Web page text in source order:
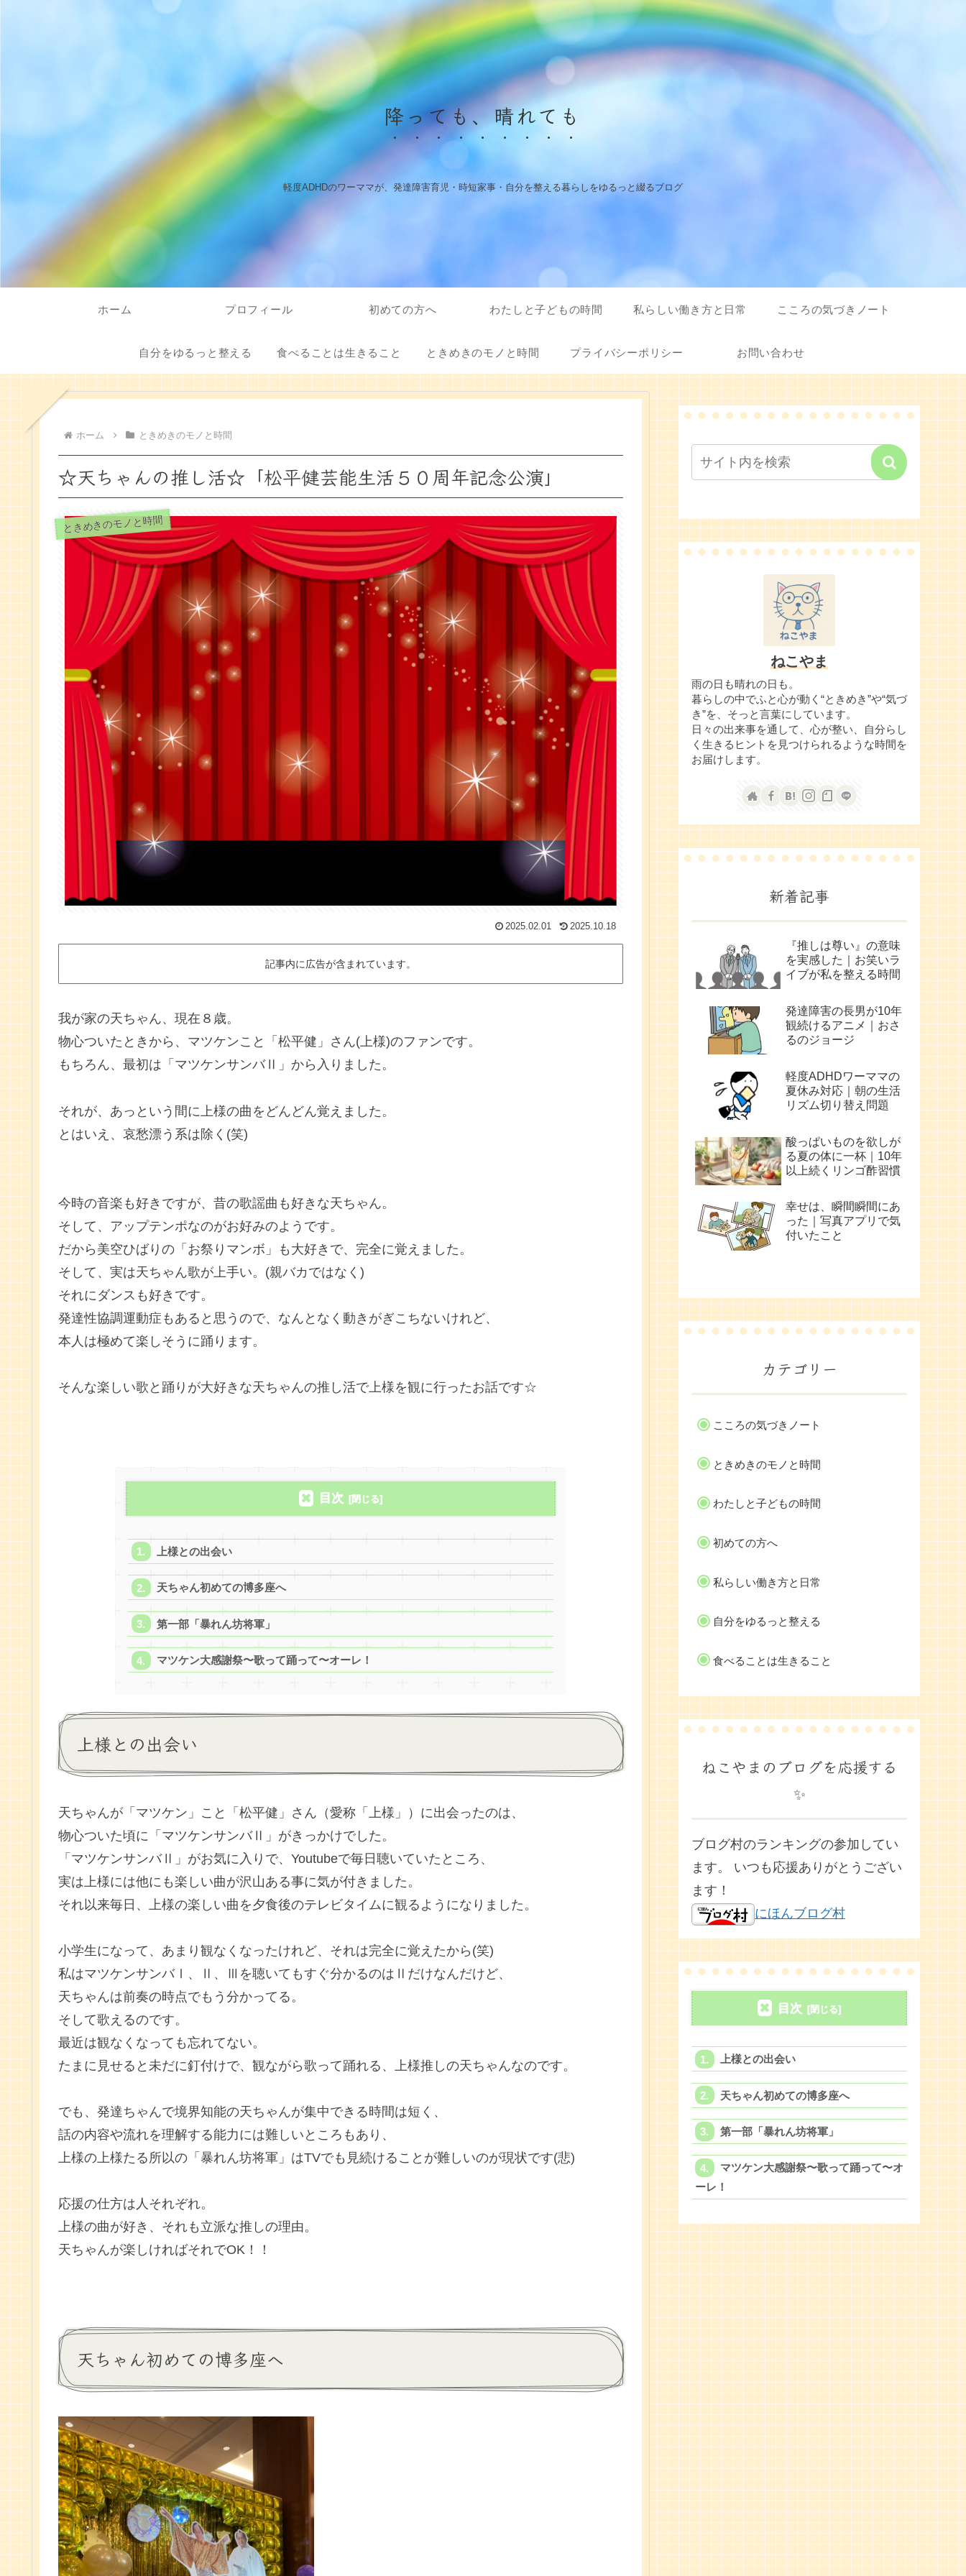
降っても、晴れても
軽度ADHDのワーママが、発達障害育児・時短家事・自分を整える暮らしをゆるっと綴るブログ
ホーム プロフィール 初めての方へ わたしと子どもの時間 私らしい働き方と日常 こころの気づきノート
自分をゆるっと整える 食べることは生きること ときめきのモノと時間 プライバシーポリシー お問い合わせ
ホーム ときめきのモノと時間
☆天ちゃんの推し活☆「松平健芸能生活５０周年記念公演」
ときめきのモノと時間
2025.02.01 2025.10.18
記事内に広告が含まれています。
我が家の天ちゃん、現在８歳。
物心ついたときから、マツケンこと「松平健」さん(上様)のファンです。
もちろん、最初は「マツケンサンバⅡ」から入りました。
それが、あっという間に上様の曲をどんどん覚えました。
とはいえ、哀愁漂う系は除く(笑)
今時の音楽も好きですが、昔の歌謡曲も好きな天ちゃん。
そして、アップテンポなのがお好みのようです。
だから美空ひばりの「お祭りマンボ」も大好きで、完全に覚えました。
そして、実は天ちゃん歌が上手い。(親バカではなく)
それにダンスも好きです。
発達性協調運動症もあると思うので、なんとなく動きがぎこちないけれど、
本人は極めて楽しそうに踊ります。
そんな楽しい歌と踊りが大好きな天ちゃんの推し活で上様を観に行ったお話です☆
目次
上様との出会い
天ちゃん初めての博多座へ
第一部「暴れん坊将軍」
マツケン大感謝祭〜歌って踊って〜オーレ！
上様との出会い
天ちゃんが「マツケン」こと「松平健」さん（愛称「上様」）に出会ったのは、
物心ついた頃に「マツケンサンバⅡ」がきっかけでした。
「マツケンサンバⅡ」がお気に入りで、Youtubeで毎日聴いていたところ、
実は上様には他にも楽しい曲が沢山ある事に気が付きました。
それ以来毎日、上様の楽しい曲を夕食後のテレビタイムに観るようになりました。
小学生になって、あまり観なくなったけれど、それは完全に覚えたから(笑)
私はマツケンサンバⅠ、Ⅱ、Ⅲを聴いてもすぐ分かるのはⅡだけなんだけど、
天ちゃんは前奏の時点でもう分かってる。
そして歌えるのです。
最近は観なくなっても忘れてない。
たまに見せると未だに釘付けで、観ながら歌って踊れる、上様推しの天ちゃんなのです。
でも、発達ちゃんで境界知能の天ちゃんが集中できる時間は短く、
話の内容や流れを理解する能力には難しいところもあり、
上様の上様たる所以の「暴れん坊将軍」はTVでも見続けることが難しいのが現状です(悲)
応援の仕方は人それぞれ。
上様の曲が好き、それも立派な推しの理由。
天ちゃんが楽しければそれでOK！！
天ちゃん初めての博多座へ
ねこやま
雨の日も晴れの日も。
暮らしの中でふと心が動く“ときめき”や“気づ
き”を、そっと言葉にしています。
日々の出来事を通して、心が整い、自分らし
く生きるヒントを見つけられるような時間を
お届けします。
新着記事
『推しは尊い』の意味
を実感した｜お笑いラ
イブが私を整える時間
発達障害の長男が10年
観続けるアニメ｜おさ
るのジョージ
軽度ADHDワーママの
夏休み対応｜朝の生活
リズム切り替え問題
酸っぱいものを欲しが
る夏の体に一杯｜10年
以上続くリンゴ酢習慣
幸せは、瞬間瞬間にあ
った｜写真アプリで気
付いたこと
カテゴリー
こころの気づきノート
ときめきのモノと時間
わたしと子どもの時間
初めての方へ
私らしい働き方と日常
自分をゆるっと整える
食べることは生きること
ねこやまのブログを応援する
✨
ブログ村のランキングの参加してい
ます。 いつも応援ありがとうござい
ます！
にほんブログ村
目次
上様との出会い
天ちゃん初めての博多座へ
第一部「暴れん坊将軍」
マツケン大感謝祭〜歌って踊って〜オ
ーレ！